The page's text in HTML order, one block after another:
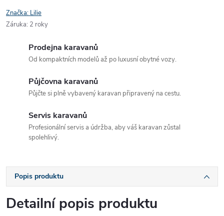
Značka: Lilie
Záruka: 2 roky
Prodejna karavanů
Od kompaktních modelů až po luxusní obytné vozy.
Půjčovna karavanů
Půjčte si plně vybavený karavan připravený na cestu.
Servis karavanů
Profesionální servis a údržba, aby váš karavan zůstal
spolehlivý.
Popis produktu
Detailní popis produktu